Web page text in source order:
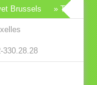
Brussels » The
330.28.28